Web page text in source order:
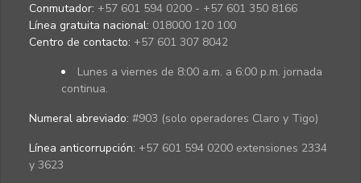
Conmutador: +57 601 594 0200 - +57 601 350 8166
Línea gratuita nacional: 018000 120 100
Centro de contacto: +57 601 307 8042
Lunes a viernes de 8:00 a.m. a 6:00 p.m. jornada
continua.
Numeral abreviado: #903 (solo operadores Claro y Tigo)
Línea anticorrupción: +57 601 594 0200 extensiones 2334
y 3623